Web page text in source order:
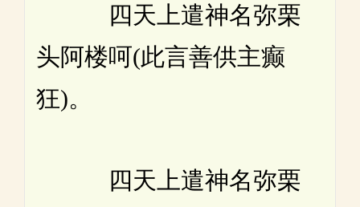
四天上遣神名弥栗
头阿楼呵(此言善供主癫
狂)。
四天上遣神名弥栗